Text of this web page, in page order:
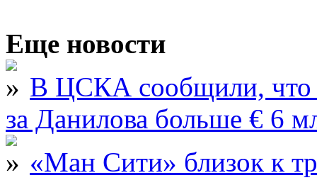
Еще новости
В ЦСКА сообщили, что
за Данилова больше € 6
«Ман Сити» близок к